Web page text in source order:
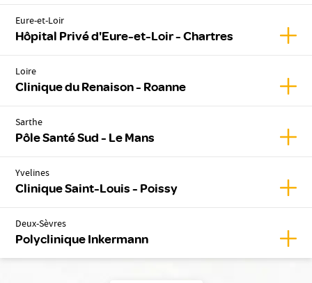
Eure-et-Loir
Hôpital Privé d'Eure-et-Loir - Chartres
Loire
Clinique du Renaison - Roanne
Sarthe
Pôle Santé Sud - Le Mans
Yvelines
Clinique Saint-Louis - Poissy
Deux-Sèvres
Polyclinique Inkermann